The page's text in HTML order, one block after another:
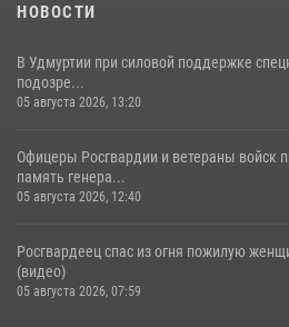
НОВОСТИ
В Удмуртии при силовой поддержке
подозре...
05 августа 2026, 13:20
Офицеры Росгвардии и ветераны войск
память генера...
05 августа 2026, 12:40
Росгвардеец спас из огня пожилую
(видео)
05 августа 2026, 07:59